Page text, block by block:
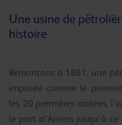
Une usine de
histoire
Remontons à 1861, une
imposée comme le
les 20 premières années,
le port d’Anvers jusqu’à